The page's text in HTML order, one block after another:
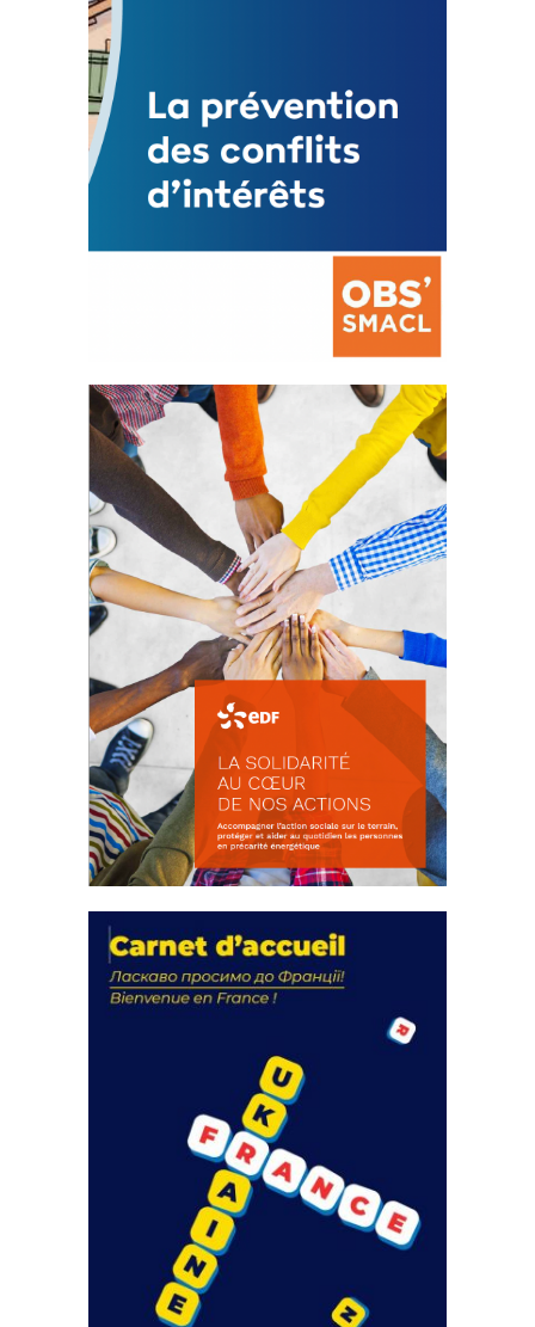
FEUILLETER
La prévention des conflits
d’intérêts
18 septembre 2023
FEUILLETER
actions
18 septembre 2023
FEUILLETER